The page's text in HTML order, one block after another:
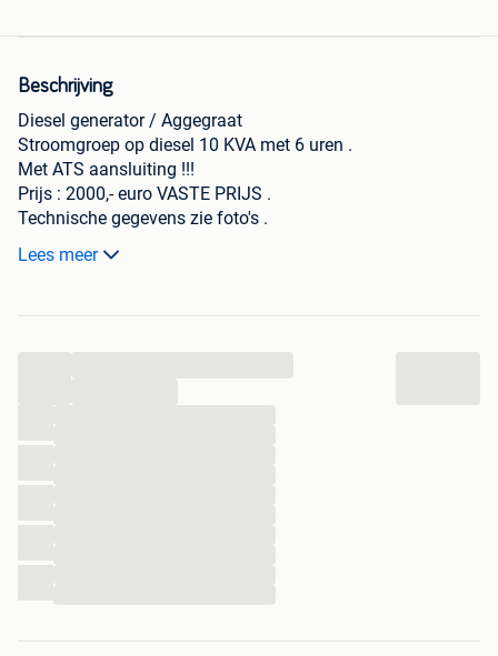
Beschrijving
Diesel generator / Aggegraat
Stroomgroep op diesel 10 KVA met 6 uren .
Met ATS aansluiting !!!
Prijs : 2000,- euro VASTE PRIJS .
Technische gegevens zie foto's .
Zolang deze online staat is die nog beschikbaar .
Biedingen wordt NIET gereageerd .
Lees meer